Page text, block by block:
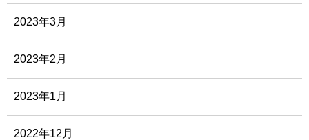
2023年3月
2023年2月
2023年1月
2022年12月